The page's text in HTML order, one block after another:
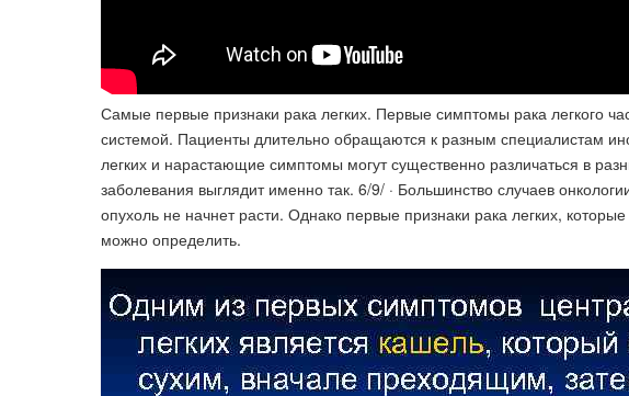
Самые первые признаки рака легких. Первые симптомы рака легкого
системой. Пациенты длительно обращаются к разным специалистам
легких и нарастающие симптомы могут существенно различаться в
заболевания выглядит именно так. 6/9/ · Большинство случаев
опухоль не начнет расти. Однако первые признаки рака легких,
можно определить.